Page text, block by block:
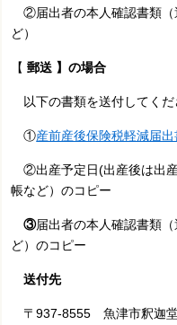
②届出者の本人確認書類
ど）
【郵送 】の場合
以下の書類を送付してくだ
①産前産後保険税軽減届出
②出産予定日(出産後は出
帳など）のコピー
③届出者の本人確認書類
ど）のコピー
送付先
〒937-8555 魚津市釈迦